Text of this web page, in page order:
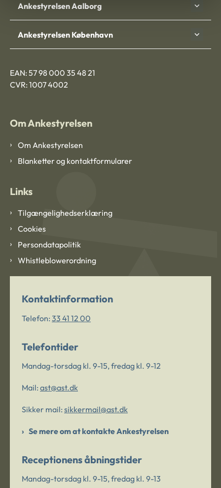
Ankestyrelsen Aalborg
Ankestyrelsen København
EAN: 57 98 000 35 48 21
CVR: 1007 4002
Om Ankestyrelsen
Om Ankestyrelsen
Blanketter og kontaktformularer
Links
Tilgængelighedserklæring
Cookies
Persondatapolitik
Whistleblowerordning
Kontaktinformation
Telefon: 33 41 12 00
Telefontider
Mandag-torsdag kl. 9-15, fredag kl. 9-12
Mail: ast@ast.dk
Sikker mail: sikkermail@ast.dk
Se mere om at kontakte Ankestyrelsen
Receptionens åbningstider
Mandag-torsdag kl. 9-15, fredag kl. 9-13